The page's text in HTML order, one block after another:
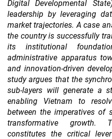
Digital Developmental
leadership by leveraging
market trajectories. A case
the country is successfully
its institutional
administrative apparatus
and innovation-driven
study argues that the
sub-layers will generate a
enabling Vietnam to
between the imperatives of
transformative growth.
constitutes the critical